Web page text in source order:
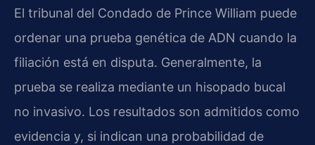
El tribunal del Condado de Prince William puede
ordenar una prueba genética de ADN cuando la
filiación está en disputa. Generalmente, la
prueba se realiza mediante un hisopado bucal
no invasivo. Los resultados son admitidos como
evidencia y, si indican una probabilidad de